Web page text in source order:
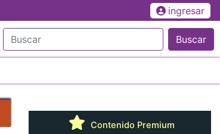
ingresar
Buscar
Contenido Premium